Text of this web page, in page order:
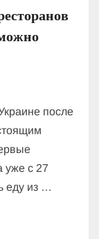
после
уже с 27
еду из …